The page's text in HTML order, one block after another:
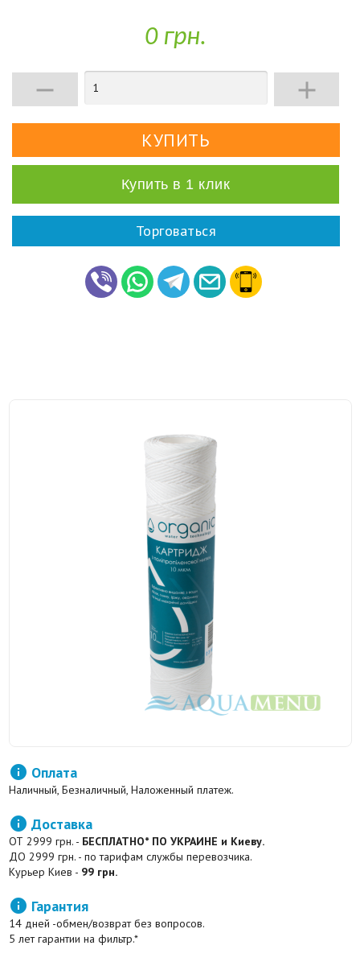
0 грн.
 
Купить в 1 клик
Торговаться
 Оплата
Наличный, Безналичный, Наложенный платеж.
 Доставка
ОТ 2999 грн. - БЕСПЛАТНО* ПО УКРАИНЕ и Киеву.
ДО 2999 грн. - по тарифам службы перевозчика.
Курьер Киев - 99 грн.
 Гарантия
14 дней -обмен/возврат без вопросов.
5 лет гарантии на фильтр.*